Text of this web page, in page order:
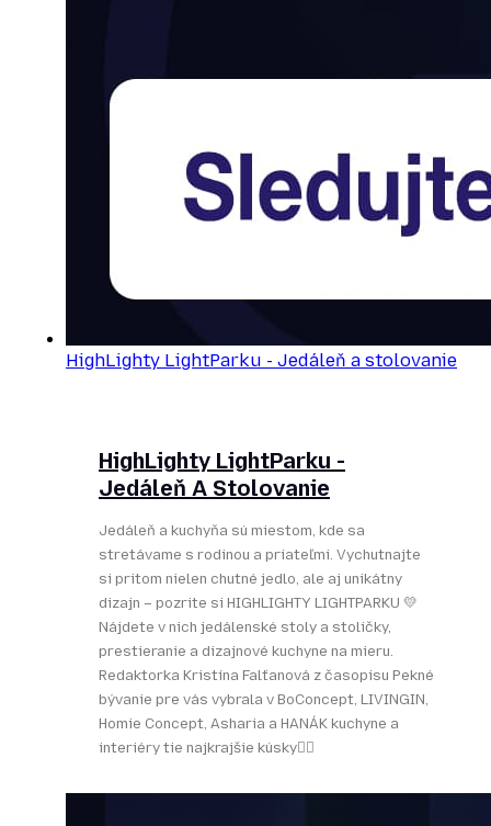
HighLighty LightParku - Jedáleň a stolovanie
HighLighty LightParku -
Jedáleň A Stolovanie
Jedáleň a kuchyňa sú miestom, kde sa
stretávame s rodinou a priateľmi. Vychutnajte
si pritom nielen chutné jedlo, ale aj unikátny
dizajn – pozrite si HIGHLIGHTY LIGHTPARKU 💛
Nájdete v nich jedálenské stoly a stoličky,
prestieranie a dizajnové kuchyne na mieru.
Redaktorka Kristína Falťanová z časopisu Pekné
bývanie pre vás vybrala v BoConcept, LIVINGIN,
Homie Concept, Asharia a HANÁK kuchyne a
interiéry tie najkrajšie kúsky👌🏻